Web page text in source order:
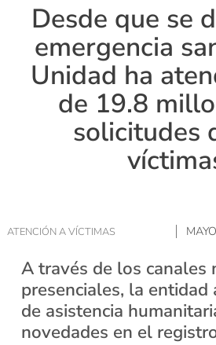
Desde que se
emergencia
Unidad ha
de 19.8
solicitudes
ATENCIÓN A VÍCTIMAS
A través de los canales
presenciales, la entidad
de asistencia
novedades en el